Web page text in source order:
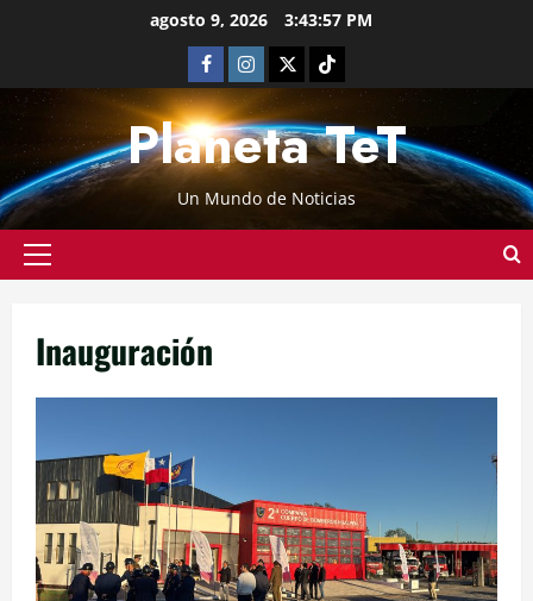
agosto 9, 2026 3:43:58 PM
Planeta TeT
Un Mundo de Noticias
Inauguración